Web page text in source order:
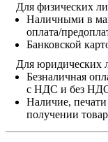
Для физических
Наличными в
оплата/
Банковской
Для юридических
Безналичная
с НДС и без
Наличие,
получении